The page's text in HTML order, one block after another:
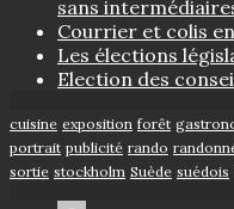
sans
Courrier et colis
Les élections
Election des
cuisine exposition forêt
portrait publicité rando
sortie stockholm Suède suédois